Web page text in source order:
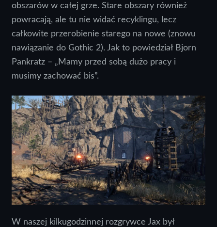
obszarów w całej grze. Stare obszary również
powracają, ale tu nie widać recyklingu, lecz
całkowite przerobienie starego na nowe (znowu
nawiązanie do Gothic 2). Jak to powiedział Bjorn
Pankratz – „Mamy przed sobą dużo pracy i
musimy zachować bis”.
W naszej kilkugodzinnej rozgrywce Jax był